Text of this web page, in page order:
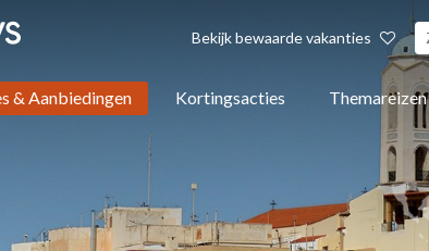
Bekijk bewaarde vakanties
& Aanbiedingen Kortingsacties Themareizen